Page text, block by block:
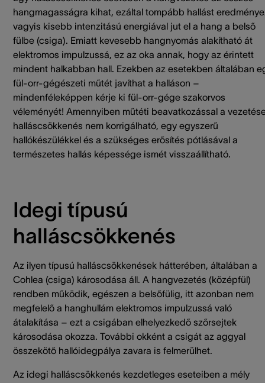
hangmagasságra kihat, ezáltal tompább hallást
vagyis kisebb intenzitású energiával jut el a hang a belső
fülbe (csiga). Emiatt kevesebb hangnyomás alakítható át
elektromos impulzussá, ez az oka annak, hogy az érintett
mindent halkabban hall. Ezekben az esetekben általában
fül-orr-gégészeti műtét javíthat a halláson –
mindenféleképpen kérje ki fül-orr-gége szakorvos
véleményét! Amennyiben műtéti beavatkozással a
halláscsökkenés nem korrigálható, egy egyszerű
hallókészülékkel és a szükséges erősítés pótlásával a
természetes hallás képessége ismét visszaállítható.
Idegi típusú
halláscsökkenés
Az ilyen típusú halláscsökkenések hátterében, általában a
Cohlea (csiga) károsodása áll. A hangvezetés (középfül)
rendben működik, egészen a belsőfülig, itt azonban nem
megfelelő a hanghullám elektromos impulzussá való
átalakítása – ezt a csigában elhelyezkedő szőrsejtek
károsodása okozza. További okként a csigát az aggyal
összekötő hallóidegpálya zavara is felmerülhet.
Az idegi halláscsökkenés kezdetleges eseteiben a mély